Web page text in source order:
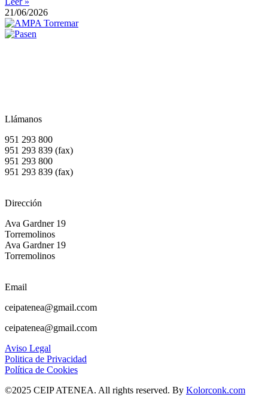
21/06/2026
Llámanos
951 293 800
951 293 839 (fax)
951 293 800
951 293 839 (fax)
Dirección
Ava Gardner 19
Torremolinos
Ava Gardner 19
Torremolinos
Email
ceipatenea@gmail.ccom
ceipatenea@gmail.ccom
Aviso Legal
Politica de Privacidad
Política de Cookies
©2025 CEIP ATENEA. All rights reserved. By Kolorconk.com